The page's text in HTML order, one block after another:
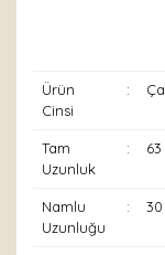
Ürün
Cinsi
:
Tam
Uzunluk
:
Namlu
Uzunluğu
: